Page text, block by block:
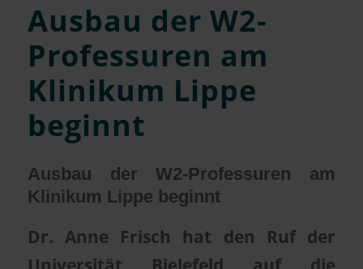
Ausbau der W2-
Professuren am
Klinikum Lippe
beginnt
Ausbau der W2-Professuren am
Klinikum Lippe beginnt
Dr. Anne Frisch hat den Ruf der